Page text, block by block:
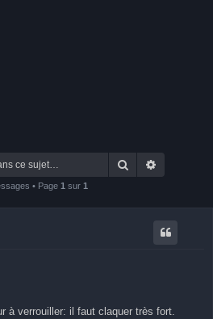
Rechercher
• Page 1 sur 1
à verrouiller: il faut claquer très fort.